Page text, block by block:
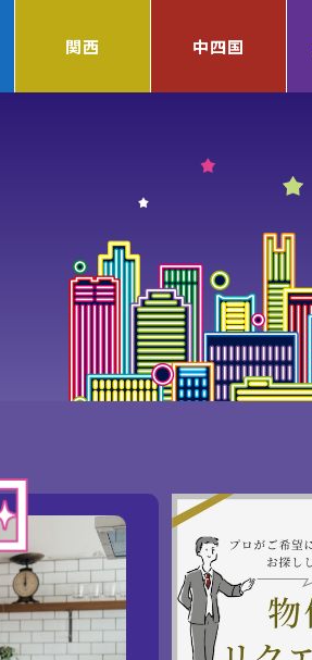
関西 中四国